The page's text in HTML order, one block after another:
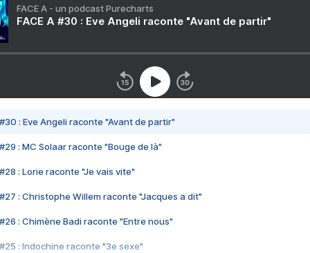
FACE A - un podcast Purecharts
FACE A #30 : Eve Angeli raconte "Avant de partir"
#30 : Eve Angeli raconte "Avant de partir"
#29 : MC Solaar raconte "Bouge de là"
#28 : Lorie raconte "Je vais vite"
#27 : Christophe Willem raconte "Jacques a dit"
#26 : Chimène Badi raconte "Entre nous"
#25 : Indochine raconte "3e sexe"